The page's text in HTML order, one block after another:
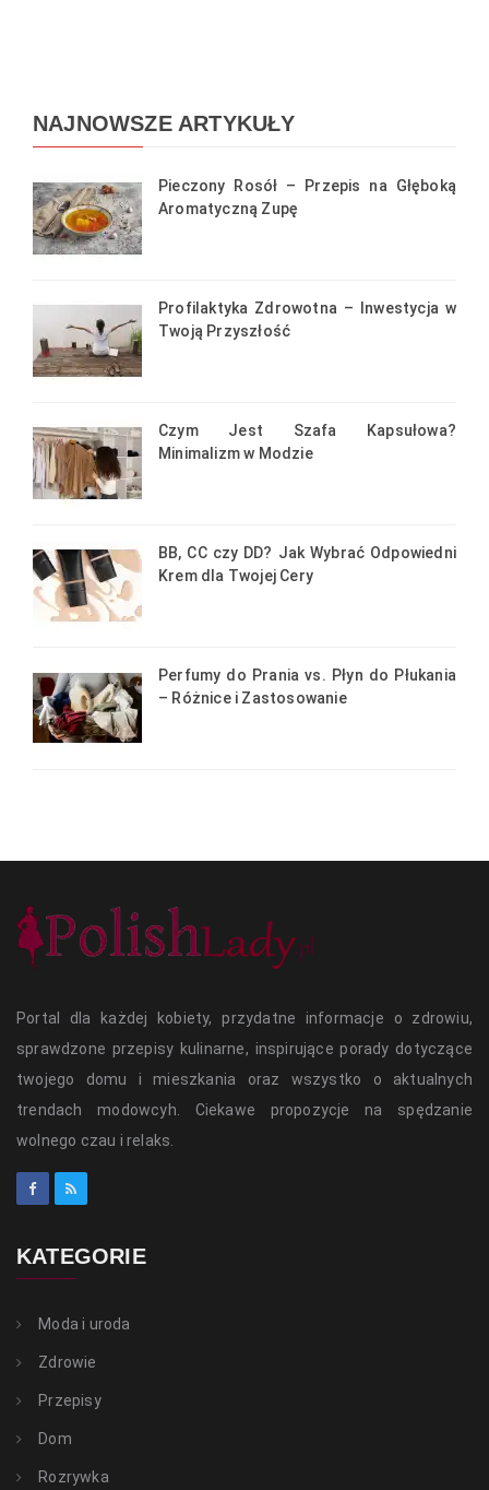
NAJNOWSZE ARTYKUŁY
Pieczony Rosół – Przepis na Głęboką
Aromatyczną Zupę
Profilaktyka Zdrowotna – Inwestycja w
Twoją Przyszłość
Czym Jest Szafa Kapsułowa?
Minimalizm w Modzie
BB, CC czy DD? Jak Wybrać Odpowiedni
Krem dla Twojej Cery
Perfumy do Prania vs. Płyn do Płukania
– Różnice i Zastosowanie
Portal dla każdej kobiety, przydatne informacje o zdrowiu,
sprawdzone przepisy kulinarne, inspirujące porady dotyczące
twojego domu i mieszkania oraz wszystko o aktualnych
trendach modowcyh. Ciekawe propozycje na spędzanie
wolnego czau i relaks.
KATEGORIE
Moda i uroda
Zdrowie
Przepisy
Dom
Rozrywka